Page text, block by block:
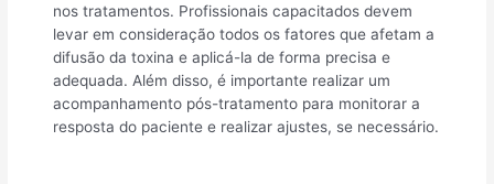
nos tratamentos. Profissionais capacitados devem
levar em consideração todos os fatores que afetam a
difusão da toxina e aplicá-la de forma precisa e
adequada. Além disso, é importante realizar um
acompanhamento pós-tratamento para monitorar a
resposta do paciente e realizar ajustes, se necessário.